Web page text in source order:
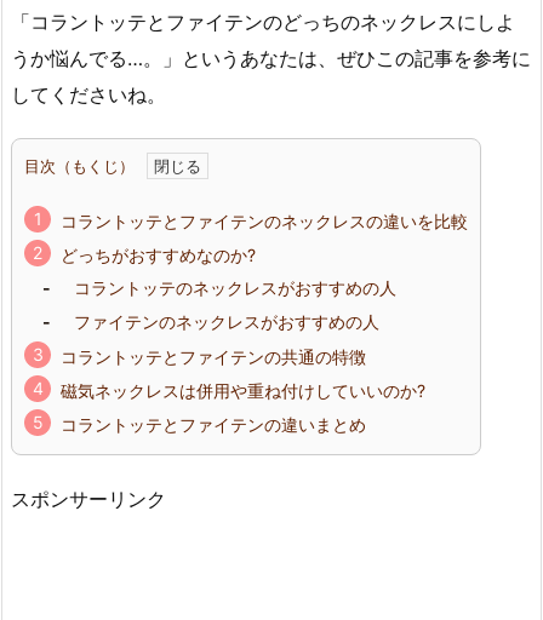
「コラントッテとファイテンのどっちのネックレスにしよ
うか悩んでる…。」というあなたは、ぜひこの記事を参考に
してくださいね。
目次（もくじ）
コラントッテとファイテンのネックレスの違いを比較
どっちがおすすめなのか?
コラントッテのネックレスがおすすめの人
ファイテンのネックレスがおすすめの人
コラントッテとファイテンの共通の特徴
磁気ネックレスは併用や重ね付けしていいのか?
コラントッテとファイテンの違いまとめ
スポンサーリンク